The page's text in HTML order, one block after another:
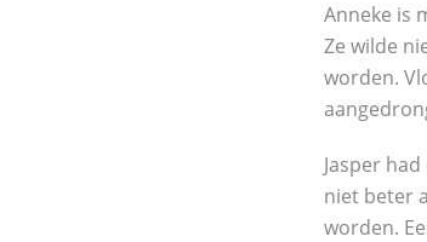
Anneke is
Ze wilde
worden.
Jasper
niet beter
worden.